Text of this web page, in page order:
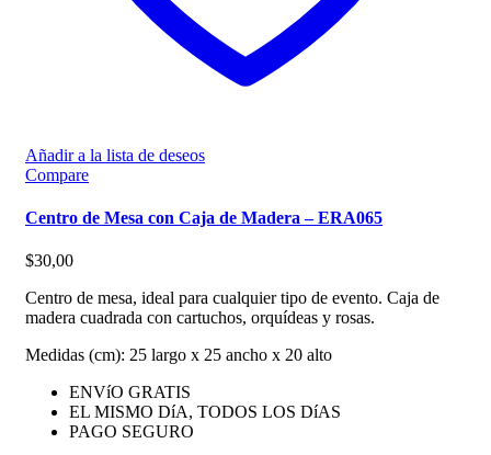
Añadir a la lista de deseos
Compare
Centro de Mesa con Caja de Madera – ERA065
$30,00
Centro de mesa, ideal para cualquier tipo de evento. Caja de
madera cuadrada con cartuchos, orquídeas y rosas.
Medidas (cm): 25 largo x 25 ancho x 20 alto
ENVíO GRATIS
EL MISMO DíA, TODOS LOS DíAS
PAGO SEGURO